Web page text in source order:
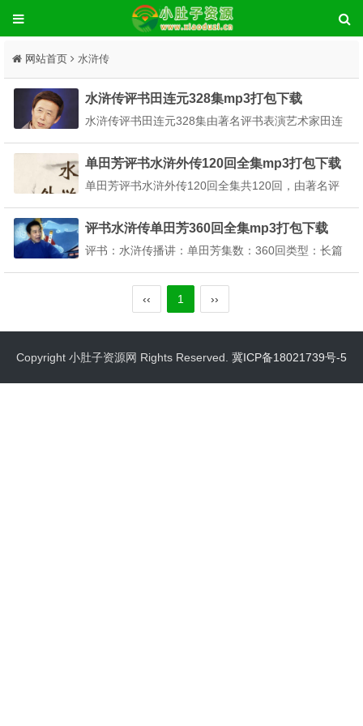
网站首页 水浒传
水浒传评书田连元328集mp3打包下载
水浒传评书田连元328集由著名评书表演艺术家田连
汉，反抗朝廷的腐朽统治，后接受招安义彻底地失
败。本站提供水浒传评书田连元328集mp3打包下
载。评书：水浒传播讲：田连元集数：328回类型：
长篇评...
单田芳评书水浒外传120回全集mp3打包下载
单田芳评书水浒外传120回全集共120回，由著名评
事改编而成，对水浒传中故事进行了部分补充。本站
提供单田芳评书水浒外传120回全集mp3打包下载。
评书水浒外传120回加入了民间传说故事，如“武松...
评书水浒传单田芳360回全集mp3打包下载
评书：水浒传播讲：单田芳集数：360回类型：长篇
为代表的36天罡星及以朱武、孙立、扈三娘等72人为
代表的72地煞星。著名评书表演艺术家单田芳老师播
‹‹ 1 ››
Copyright 小肚子资源网 Rights Reserved. 冀ICP备18021739号-5